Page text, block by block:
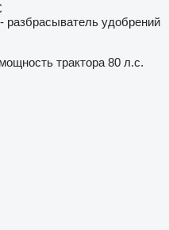
разбрасыватель удобрений
трактора 80 л.с.